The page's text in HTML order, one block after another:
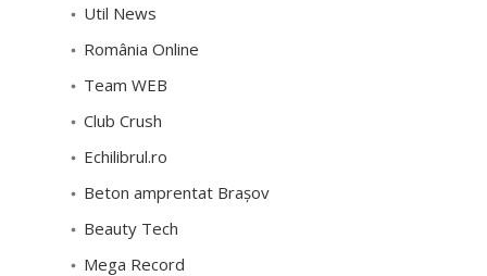
Util News
România Online
Team WEB
Club Crush
Echilibrul.ro
Beton amprentat Brașov
Beauty Tech
Mega Record